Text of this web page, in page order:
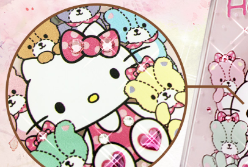
忘記您的密碼了?